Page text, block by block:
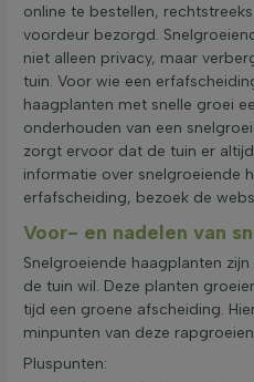
online te bestellen,
voordeur bezorgd.
niet alleen privacy, maar
tuin. Voor wie een
haagplanten met snelle groei
onderhouden van een
zorgt ervoor dat de tuin er
informatie over snelgroeiende
erfafscheiding, bezoek de
Voor- en nadelen van
Snelgroeiende haagplanten
de tuin wil. Deze planten
tijd een groene afscheiding.
minpunten van deze
Pluspunten: